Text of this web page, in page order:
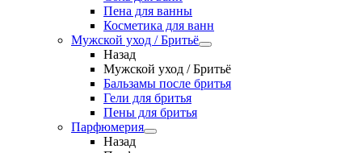
Пена для ванны
Косметика для ванн
Мужской уход / Бритьё
Назад
Мужской уход / Бритьё
Бальзамы после бритья
Гели для бритья
Пены для бритья
Парфюмерия
Назад